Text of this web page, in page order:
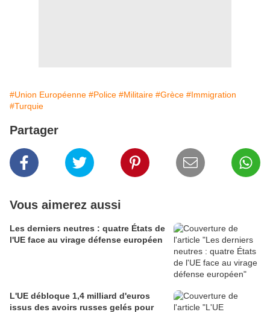
#Union Européenne #Police #Militaire #Grèce #Immigration
#Turquie
Partager
Vous aimerez aussi
Les derniers neutres : quatre États de
l'UE face au virage défense européen
L'UE débloque 1,4 milliard d'euros
issus des avoirs russes gelés pour